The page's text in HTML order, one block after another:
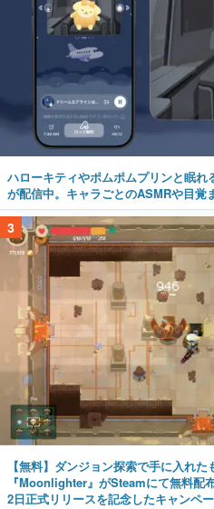
ハローキティやポムポムプリンと眠れ
が配信中。キャラごとのASMRや目覚
3
【無料】ダンジョン探索で手に入れ
『Moonlighter』がSteamにて無料
2日正式リリースを記念したキャンペ